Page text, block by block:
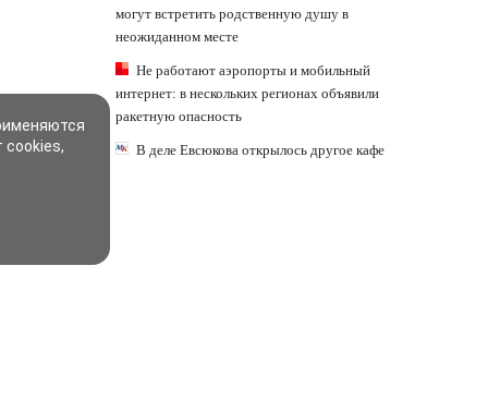
могут встретить родственную душу в
неожиданном месте
Не работают аэропорты и мобильный
интернет: в нескольких регионах объявили
ракетную опасность
В деле Евсюкова открылось другое кафе
cookies,